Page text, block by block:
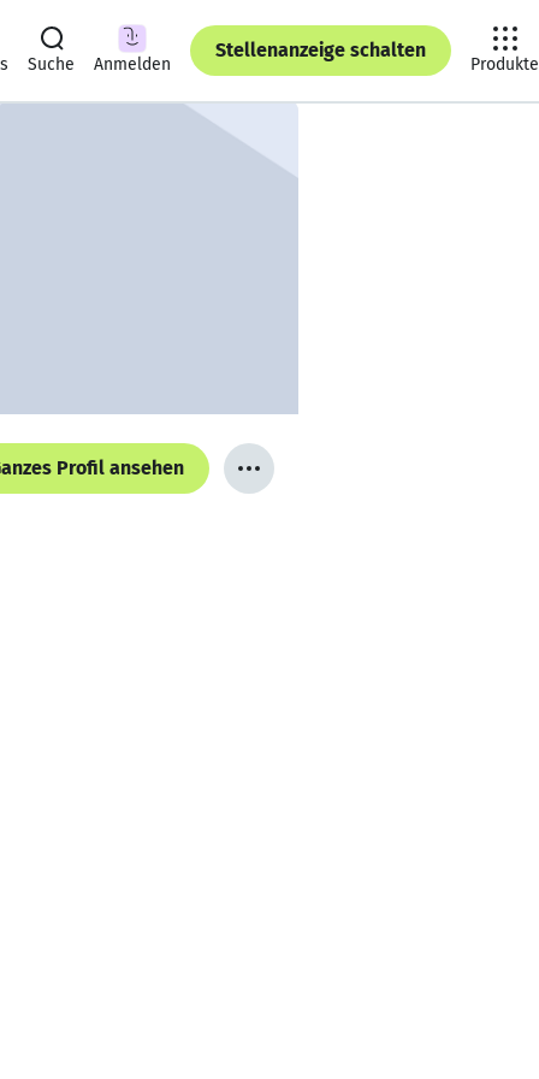
Suche Anmelden
Stellenanzeige schalten
Produkte
Profil ansehen